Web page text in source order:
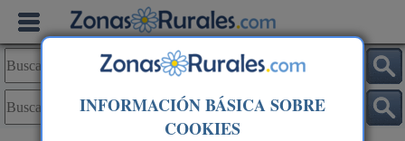
INFORMACIÓN BÁSICA SOBRE
COOKIES